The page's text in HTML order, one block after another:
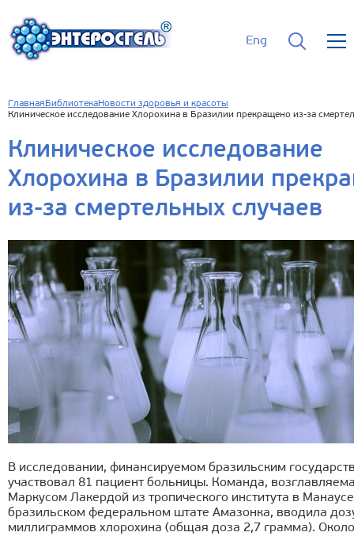
Eng
Главная БиблиотекаНовости здоровья и красоты
Клиническое исследование Хлорохина в Бразилии прекращено из-за
Клиническое исследование
Хлорохина в Бразилии
из-за смертельных случаев
В исследовании, финансируемом бразильским
участвовал 81 пациент больницы. Команда,
Маркусом Лакердой из тропического института в
бразильском федеральном штате Амазонка, вводила
миллиграммов хлорохина (общая доза 2,7 грамма). Около